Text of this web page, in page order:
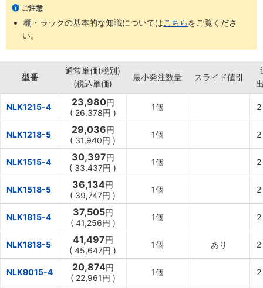
ご注意
棚・ラックの基本的な知識についてはこちらをご覧くださ
い。
型番
通常単価(税別)
(税込単価)
最小発注数量 スライド値引
NLK1215-4 23,980円
( 26,378円 )
1個 2
NLK1218-5 29,036円
( 31,940円 )
1個 2
NLK1515-4 30,397円
( 33,437円 )
1個 2
NLK1518-5 36,134円
( 39,747円 )
1個 2
NLK1815-4 37,505円
( 41,256円 )
1個 2
NLK1818-5 41,497円
( 45,647円 )
1個 あり 2
NLK9015-4 20,874円
( 22,961円 )
1個 2